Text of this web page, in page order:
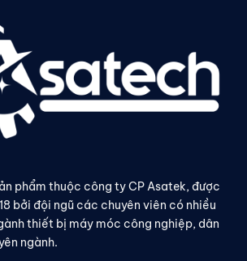
phẩm thuộc công ty CP Asatek, được
bởi đội ngũ các chuyên viên có nhiều
thiết bị máy móc công nghiệp, dân
ngành.